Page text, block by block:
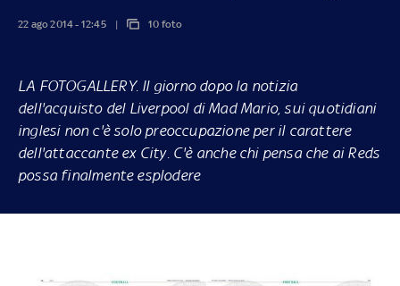
22 ago 2014 - 12:45 10 foto
LA FOTOGALLERY. Il giorno dopo la notizia
dell'acquisto del Liverpool di Mad Mario, sui quotidiani
inglesi non c'è solo preoccupazione per il carattere
dell'attaccante ex City. C'è anche chi pensa che ai Reds
possa finalmente esplodere